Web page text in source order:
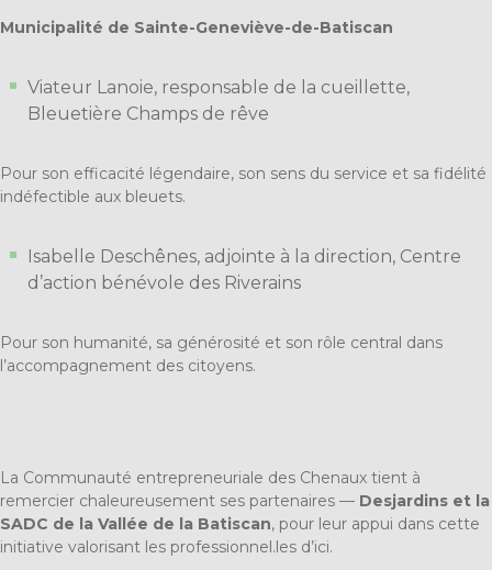
Municipalité de Sainte-Geneviève-de-Batiscan
Viateur Lanoie, responsable de la cueillette,
Bleuetière Champs de rêve
Pour son efficacité légendaire, son sens du service et sa fidélité
indéfectible aux bleuets.
Isabelle Deschênes, adjointe à la direction, Centre
d’action bénévole des Riverains
Pour son humanité, sa générosité et son rôle central dans
l’accompagnement des citoyens.
La Communauté entrepreneuriale des Chenaux tient à
remercier chaleureusement ses partenaires — Desjardins et la
SADC de la Vallée de la Batiscan, pour leur appui dans cette
initiative valorisant les professionnel.les d’ici.